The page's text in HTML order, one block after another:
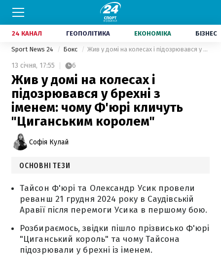
24 КАНАЛ ГЕОПОЛІТИКА ЕКОНОМІКА БІЗНЕС
Sport News 24 Бокс Жив у домі на колесах і підозрювався у брехні з іменем: чому Ф'юрі кличуть "Циганським королем"
13 січня, 17:55 6
Жив у домі на колесах і
підозрювався у брехні з
іменем: чому Ф'юрі кличуть
"Циганським королем"
Софія Кулай
ОСНОВНІ ТЕЗИ
Тайсон Ф'юрі та Олександр Усик провели
реванш 21 грудня 2024 року в Саудівській
Аравії після перемоги Усика в першому бою.
Розбираємось, звідки пішло прізвисько Ф'юрі
"Циганський король" та чому Тайсона
підозрювали у брехні із іменем.